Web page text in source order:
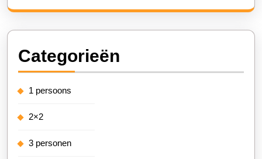
Categorieën
1 persoons
2×2
3 personen